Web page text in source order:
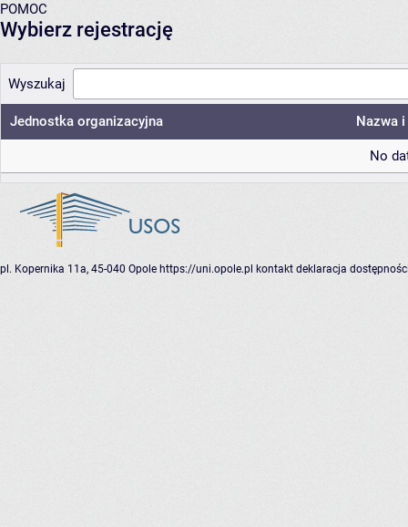
POMOC
Wybierz rejestrację
Wyszukaj
Jednostka organizacyjna Nazwa
No
pl. Kopernika 11a, 45-040 Opole https://uni.opole.pl kontakt deklaracja